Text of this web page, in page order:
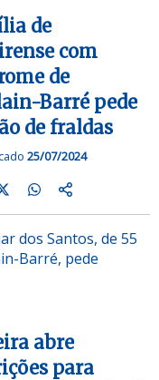
de
com
de
Barré pede
de fraldas
25/07/2024
dos Santos, de 55
Barré, pede
abre
para